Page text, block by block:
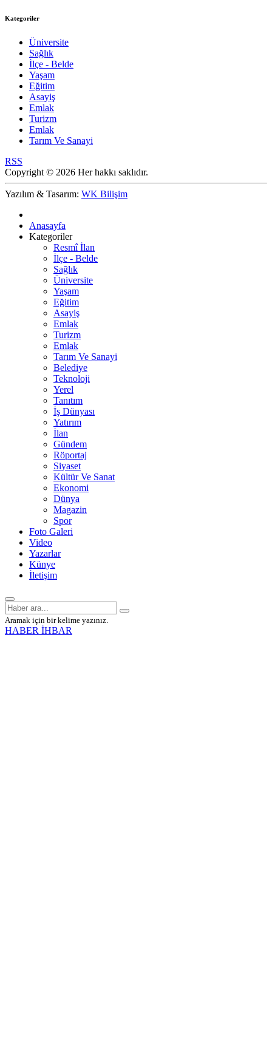
Kategoriler
Üniversite
Sağlık
İlçe - Belde
Yaşam
Eğitim
Asayiş
Emlak
Turizm
Emlak
Tarım Ve Sanayi
RSS
Copyright © 2026 Her hakkı saklıdır.
Yazılım & Tasarım: WK Bilişim
Anasayfa
Kategoriler
Resmî İlan
İlçe - Belde
Sağlık
Üniversite
Yaşam
Eğitim
Asayiş
Emlak
Turizm
Emlak
Tarım Ve Sanayi
Belediye
Teknoloji
Yerel
Tanıtım
İş Dünyası
Yatırım
İlan
Gündem
Röportaj
Siyaset
Kültür Ve Sanat
Ekonomi
Dünya
Magazin
Spor
Foto Galeri
Video
Yazarlar
Künye
İletişim
Aramak için bir kelime yazınız.
HABER İHBAR